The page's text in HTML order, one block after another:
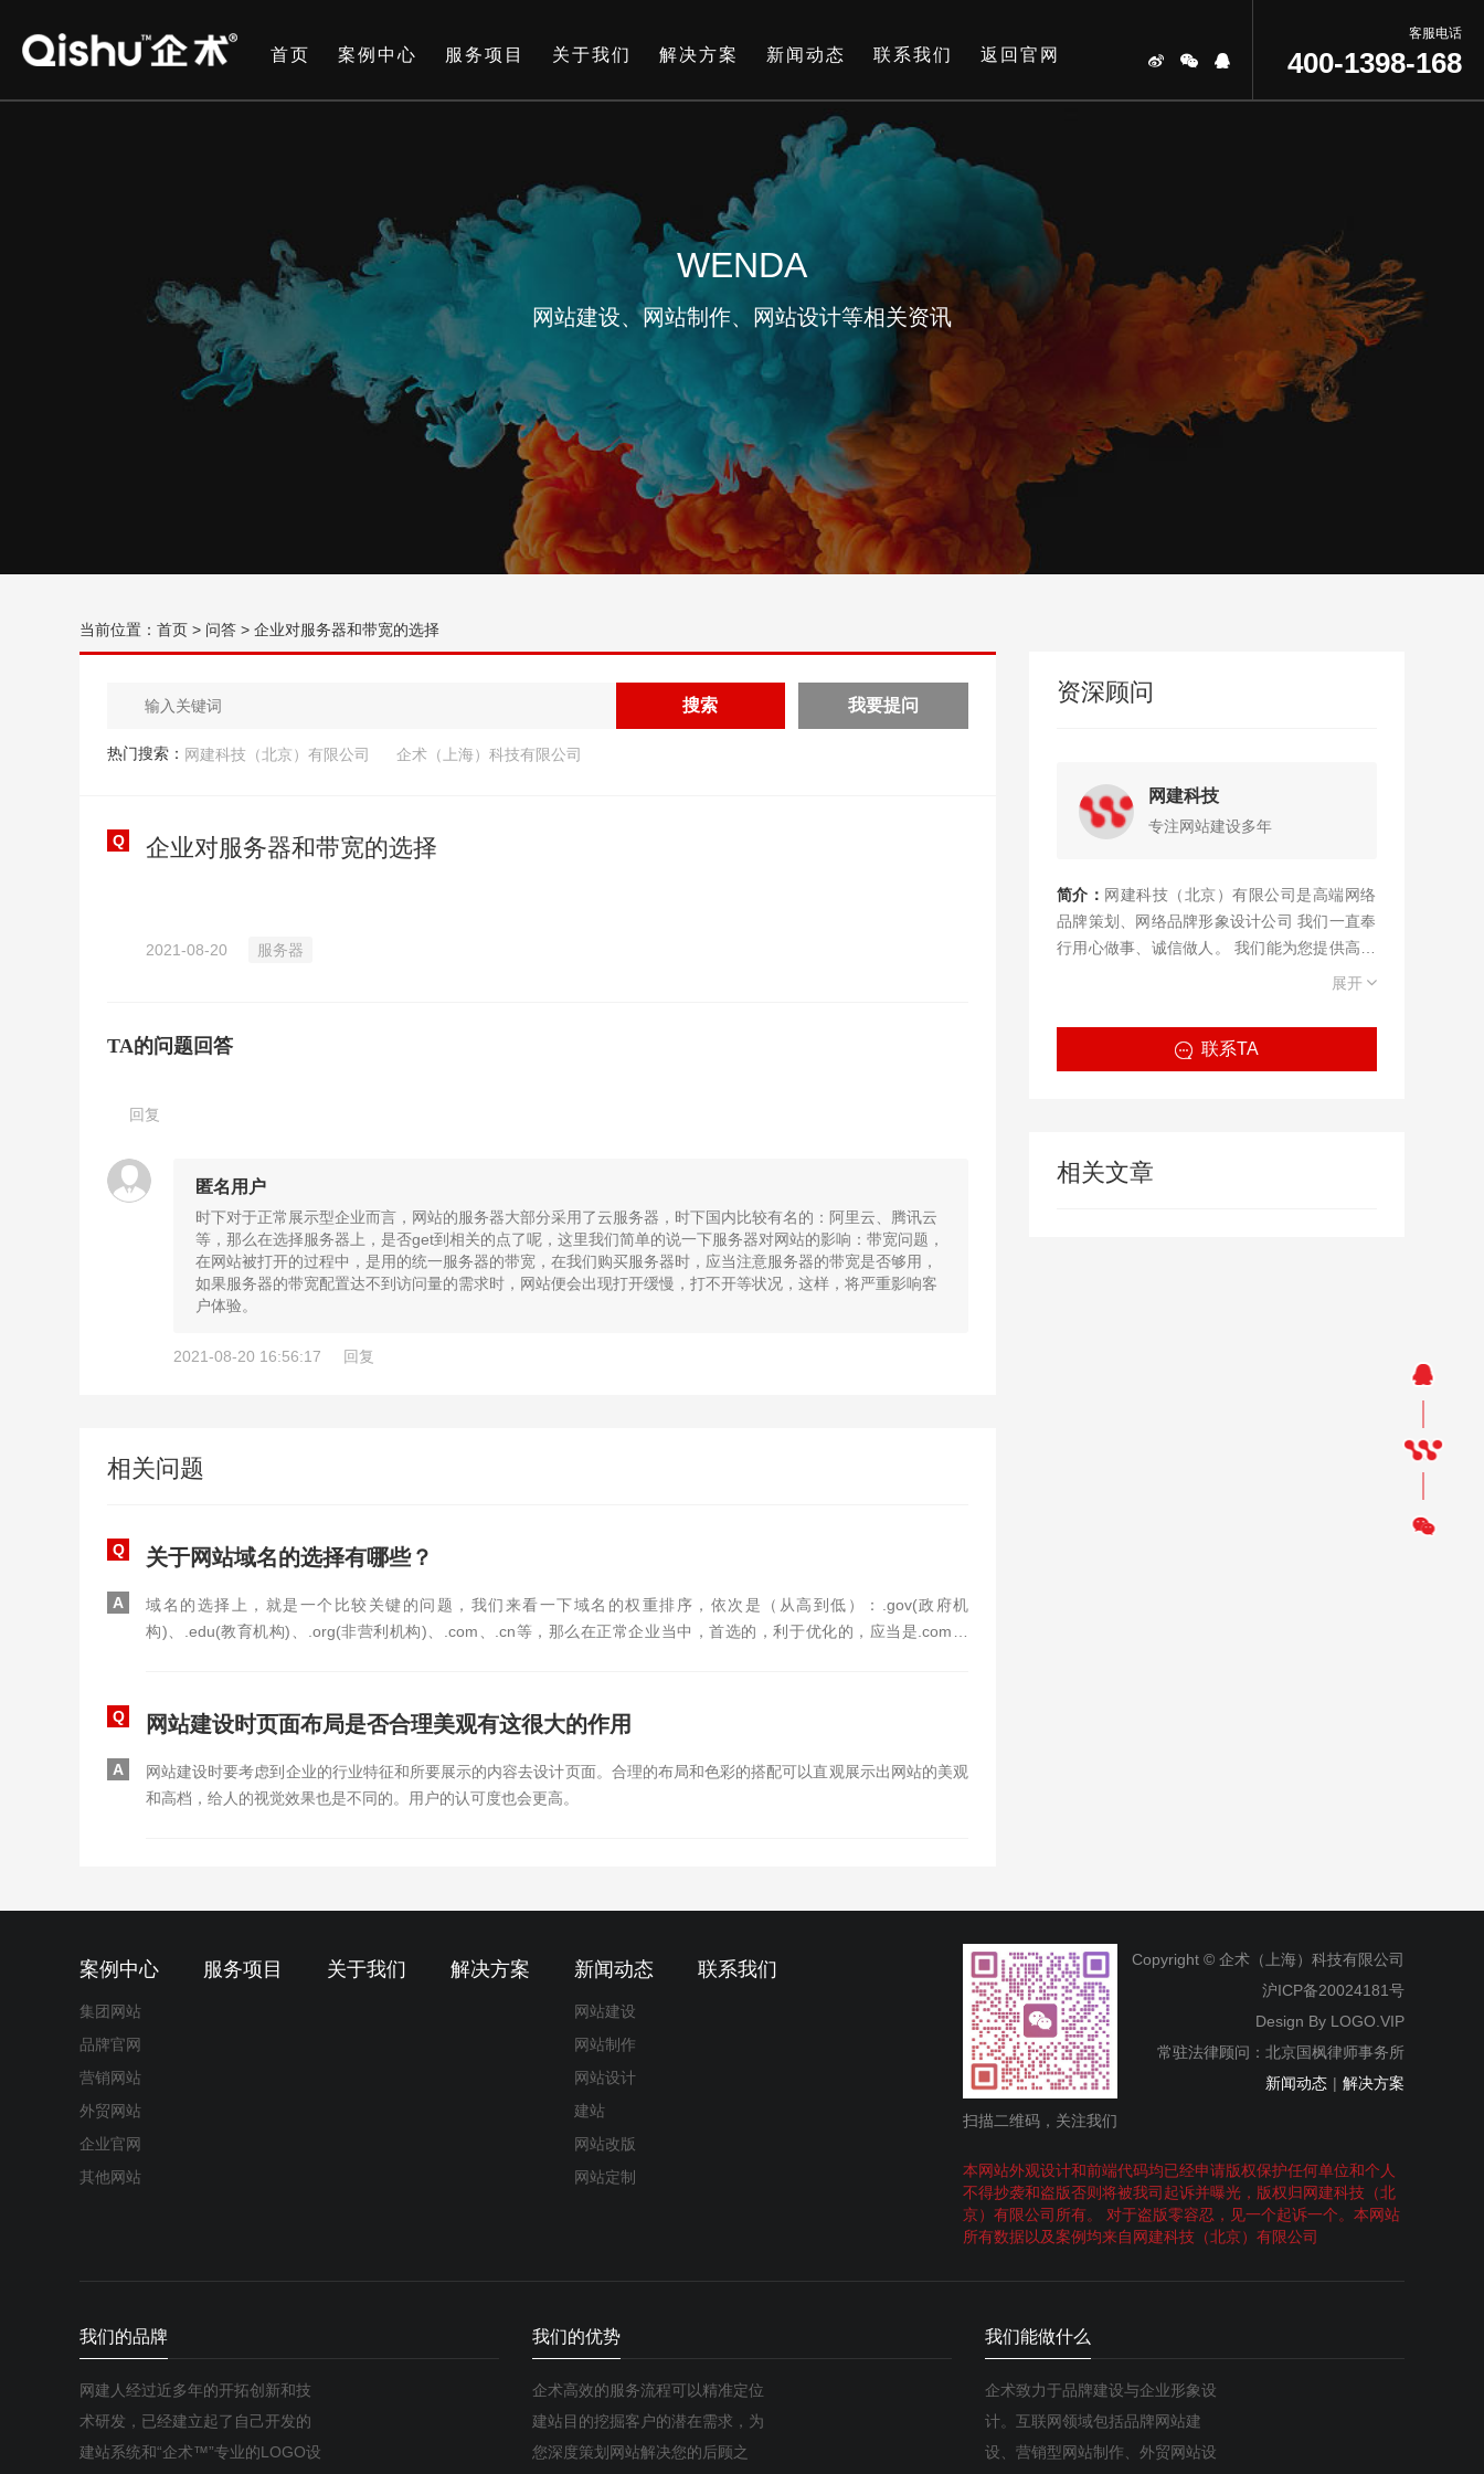
客服电话
400-1398-168
首页 案例中心 服务项目 关于我们 解决方案 新闻动态 联系我们 返回官网
WENDA
网站建设、网站制作、网站设计等相关资讯
当前位置： 首页 > 问答 > 企业对服务器和带宽的选择
热门搜索： 网建科技（北京）有限公司 企术（上海）科技有限公司
Q 企业对服务器和带宽的选择
2021-08-20 服务器
TA的问题回答
回复
匿名用户
时下对于正常展示型企业而言，网站的服务器大部分采用了云服务器，时下国内比较有名的：阿里云、腾讯云
等，那么在选择服务器上，是否get到相关的点了呢，这里我们简单的说一下服务器对网站的影响：带宽问题，
在网站被打开的过程中，是用的统一服务器的带宽，在我们购买服务器时，应当注意服务器的带宽是否够用，
如果服务器的带宽配置达不到访问量的需求时，网站便会出现打开缓慢，打不开等状况，这样，将严重影响客
户体验。
2021-08-20 16:56:17 回复
相关问题
Q 关于网站域名的选择有哪些？
A
域名的选择上，就是一个比较关键的问题，我们来看一下域名的权重排序，依次是（从高到低）：.gov(政府机
构)、.edu(教育机构)、.org(非营利机构)、.com、.cn等，那么在正常企业当中，首选的，利于优化的，应当是.com域
要使用带中文的域名（有些浏览器不支持中午输入，影响客户体验），域名应当尽量短，容易记，比如：www.logo.vip 这
样用企业名称做域名的，相对体验较好。当然，域名的长短并不影响seo优化，所以不必担心。
Q 网站建设时页面布局是否合理美观有这很大的作用
A
网站建设时要考虑到企业的行业特征和所要展示的内容去设计页面。合理的布局和色彩的搭配可以直观展示出网站的美观
和高档，给人的视觉效果也是不同的。用户的认可度也会更高。
资深顾问
网建科技
专注网站建设多年
简介： 网建科技（北京）有限公司是高端网络
品牌策划、网络品牌形象设计公司 我们一直奉
行用心做事、诚信做人。 我们能为您提供高端
网站建设，网页设计，网站制作，建站等互联
站建设、网页设计、网站制作行业国际优秀企
展开
联系TA
相关文章
案例中心
集团网站
品牌官网
营销网站
外贸网站
企业官网
其他网站
服务项目 关于我们 解决方案 新闻动态
网站建设
网站制作
网站设计
建站
网站改版
网站定制
联系我们
扫描二维码，关注我们
Copyright © 企术（上海）科技有限公司
沪ICP备20024181号
Design By LOGO.VIP
常驻法律顾问：北京国枫律师事务所
新闻动态 | 解决方案
本网站外观设计和前端代码均已经申请版权保护任何单位和个人
不得抄袭和盗版否则将被我司起诉并曝光，版权归网建科技（北
京）有限公司所有。 对于盗版零容忍，见一个起诉一个。本网站
所有数据以及案例均来自网建科技（北京）有限公司
我们的品牌
网建人经过近多年的开拓创新和技
术研发，已经建立起了自己开发的
建站系统和“企术™”专业的LOGO设
我们的优势
企术高效的服务流程可以精准定位
建站目的挖掘客户的潜在需求，为
您深度策划网站解决您的后顾之
我们能做什么
企术致力于品牌建设与企业形象设
计。互联网领域包括品牌网站建
设、营销型网站制作、外贸网站设